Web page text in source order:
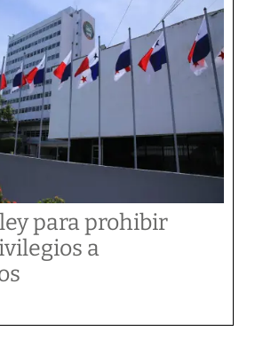
para prohibir
a